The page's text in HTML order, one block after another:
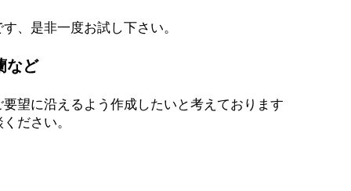
す、是非一度お試し下さい。
など
望に沿えるよう作成したいと考えております
ださい。